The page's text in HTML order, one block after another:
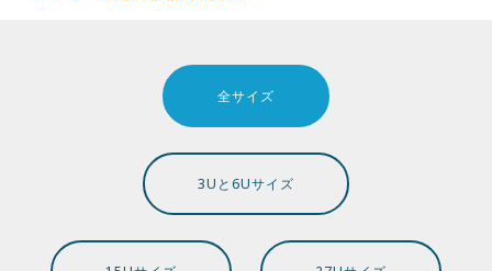
全サイズ
3Uと6Uサイズ